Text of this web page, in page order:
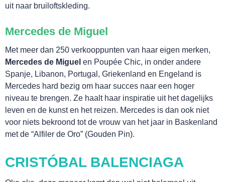
SNUIF CULTUUR!
uit naar bruiloftskleding.
Mercedes de Miguel
Met meer dan 250 verkooppunten van haar eigen merken,
Mercedes de Miguel en Poupée Chic, in onder andere
Spanje, Libanon, Portugal, Griekenland en Engeland is
Mercedes hard bezig om haar succes naar een hoger
niveau te brengen. Ze haalt haar inspiratie uit het dagelijks
leven en de kunst en het reizen. Mercedes is dan ook niet
voor niets bekroond tot de vrouw van het jaar in Baskenland
met de “Alfiler de Oro” (Gouden Pin).
CRISTÓBAL BALENCIAGA